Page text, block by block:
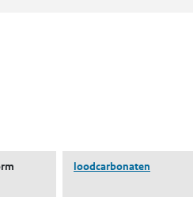
loodcarbonaten